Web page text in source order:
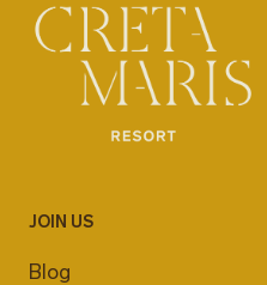
JOIN US
Blog